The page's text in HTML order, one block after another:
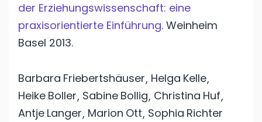
der Erziehungswissenschaft: eine
praxisorientierte Einführung. Weinheim
Basel 2013.
Barbara Friebertshäuser, Helga Kelle,
Heike Boller, Sabine Bollig, Christina Huf,
Antje Langer, Marion Ott, Sophia Richter